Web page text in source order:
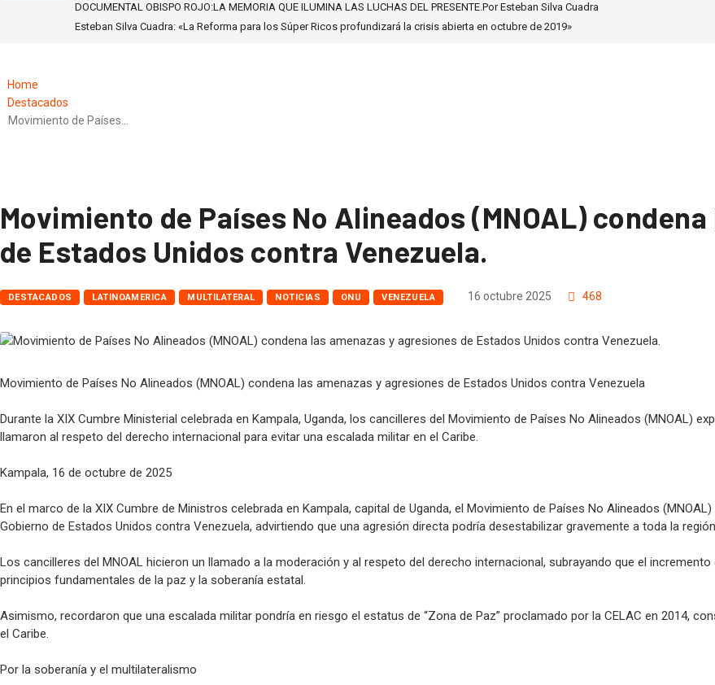
DOCUMENTAL OBISPO ROJO:LA MEMORIA QUE ILUMINA LAS LUCHAS DEL PRESENTE.Por Esteban Silva Cuadra
Esteban Silva Cuadra: «La Reforma para los Súper Ricos profundizará la crisis abierta en octubre de 2019»
Home
Destacados
Movimiento de Países…
Movimiento de Países No Alineados (MNOAL)
de Estados Unidos contra Venezuela.
DESTACADOS LATINOAMERICA MULTILATERAL NOTICIAS ONU VENEZUELA 16 octubre 2025 468
Movimiento de Países No Alineados (MNOAL) condena las amenazas y agresiones de Estados Unidos contra Venezuela
Durante la XIX Cumbre Ministerial celebrada en Kampala, Uganda, los cancilleres del Movimiento de Países No Alineados (MNOAL)
llamaron al respeto del derecho internacional para evitar una escalada militar en el Caribe.
Kampala, 16 de octubre de 2025
En el marco de la XIX Cumbre de Ministros celebrada en Kampala, capital de Uganda, el Movimiento de Países No Alineados
Gobierno de Estados Unidos contra Venezuela, advirtiendo que una agresión directa podría desestabilizar gravemente a toda la
Los cancilleres del MNOAL hicieron un llamado a la moderación y al respeto del derecho internacional, subrayando que el
principios fundamentales de la paz y la soberanía estatal.
Asimismo, recordaron que una escalada militar pondría en riesgo el estatus de “Zona de Paz” proclamado por la CELAC en 2014,
el Caribe.
Por la soberanía y el multilateralismo